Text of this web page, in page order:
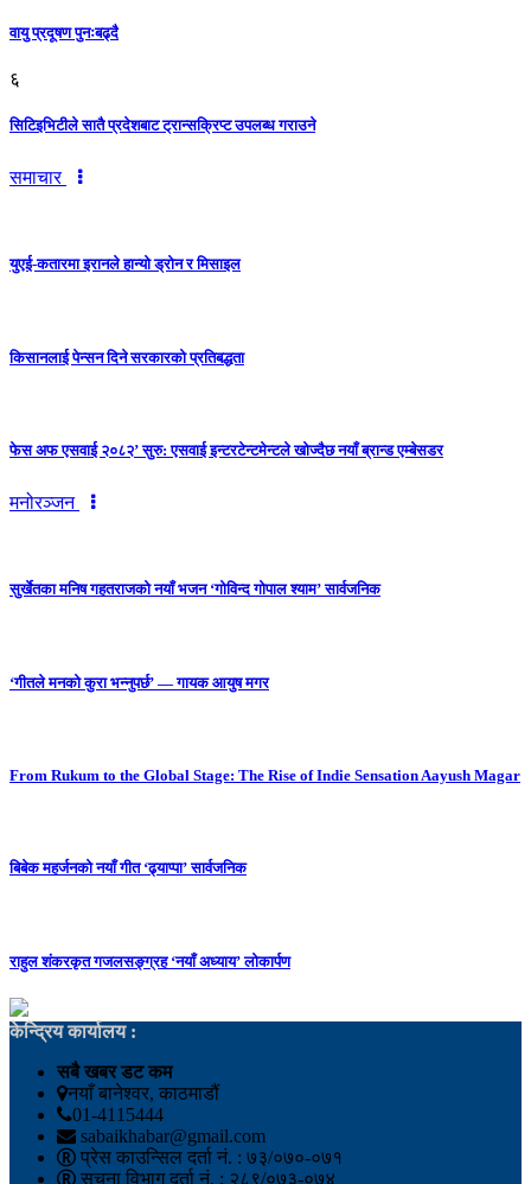
वायु प्रदूषण पुनःबढ्दै
६
सिटिइभिटीले सातै प्रदेशबाट ट्रान्सक्रिप्ट उपलब्ध गराउने
समाचार
युएई-कतारमा इरानले हान्यो ड्रोन र मिसाइल
किसानलाई पेन्सन दिने सरकारको प्रतिबद्धता
फेस अफ एसवाई २०८२’ सुरु: एसवाई इन्टरटेन्टमेन्टले खोज्दैछ नयाँ ब्रान्ड एम्बेसडर
मनोरञ्जन
सुर्खेतका मनिष गहतराजको नयाँ भजन ‘गोविन्द गोपाल श्याम’ सार्वजनिक
‘गीतले मनको कुरा भन्नुपर्छ’ — गायक आयुष मगर
From Rukum to the Global Stage: The Rise of Indie Sensation Aayush Magar
बिबेक महर्जनको नयाँ गीत ‘ढ्याप्पा’ सार्वजनिक
राहुल शंकरकृत गजलसङ्ग्रह ‘नयाँ अध्याय’ लोकार्पण
केन्द्रिय कार्यालय :
सबै खबर डट कम
नयाँ बानेश्वर, काठमाडौं
01-4115444
sabaikhabar@gmail.com
प्रेस काउन्सिल दर्ता नं. : ७३/०७०-०७१
सूचना विभाग दर्ता नं. : २८९/०७३-०७४